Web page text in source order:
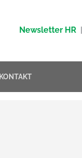
Newsletter HR |
KONTAKT